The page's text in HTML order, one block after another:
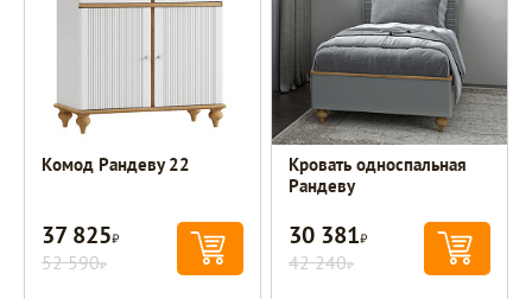
Комод Рандеву 22
37 825Р
52 590Р
Кровать односпальная
Рандеву
30 381Р
42 240Р